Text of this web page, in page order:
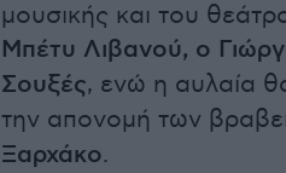
μουσικής και του
Μπέτυ Λιβανού, ο
Σουξές, ενώ η αυλαία
την απονομή των
Ξαρχάκο.